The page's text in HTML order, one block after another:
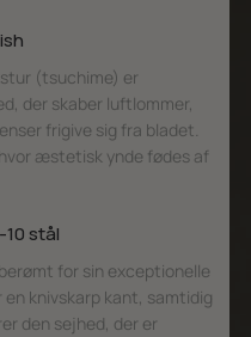
(tsuchime) er
der skaber luftlommer,
frigive sig fra bladet.
æstetisk ynde fødes af
10 stål
for sin exceptionelle
en knivskarp kant, samtidig
den sejhed, der er